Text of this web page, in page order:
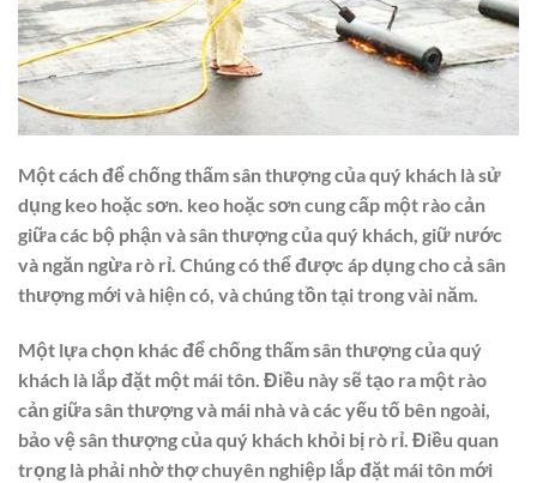
Một cách để chống thấm sân thượng của quý khách là sử
dụng keo hoặc sơn. keo hoặc sơn cung cấp một rào cản
giữa các bộ phận và sân thượng của quý khách, giữ nước
và ngăn ngừa rò rỉ. Chúng có thể được áp dụng cho cả sân
thượng mới và hiện có, và chúng tồn tại trong vài năm.
Một lựa chọn khác để chống thấm sân thượng của quý
khách là lắp đặt một mái tôn. Điều này sẽ tạo ra một rào
cản giữa sân thượng và mái nhà và các yếu tố bên ngoài,
bảo vệ sân thượng của quý khách khỏi bị rò rỉ. Điều quan
trọng là phải nhờ thợ chuyên nghiệp lắp đặt mái tôn mới